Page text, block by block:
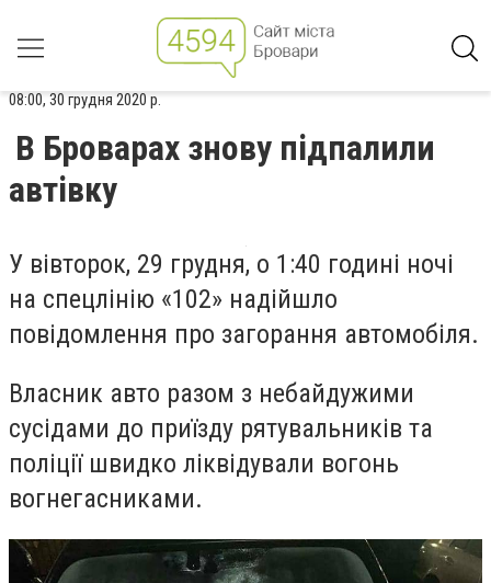
08:00, 30 грудня 2020 р.
В Броварах знову підпалили
автівку
У вівторок, 29 грудня, о 1:40 годині ночі
на спецлінію «102» надійшло
повідомлення про загорання автомобіля.
Власник авто разом з небайдужими
сусідами до приїзду рятувальників та
поліції швидко ліквідували вогонь
вогнегасниками.